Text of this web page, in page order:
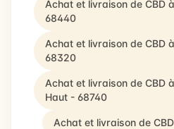
Achat et livraison de CBD
68440
Achat et livraison de CBD
68320
Achat et livraison de CBD
Haut - 68740
Achat et livraison de